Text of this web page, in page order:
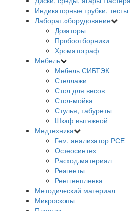
Индикаторные трубки, тесты
Лаборат.оборудование
Дозаторы
Пробоотборники
Хроматограф
Мебель
Мебель СИБТЭК
Стеллажи
Стол для весов
Стол-мойка
Стулья, табуреты
Шкаф вытяжной
Медтехника
Гем. анализатор РСЕ
Остеосинтез
Расход.материал
Реагенты
Рентгенпленка
Методический материал
Микроскопы